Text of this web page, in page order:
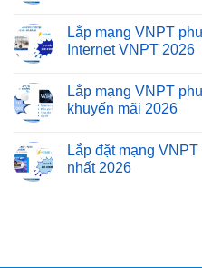
Lắp mạng VNPT
Internet VNPT 2026
Lắp mạng VNPT
khuyến mãi 2026
Lắp đặt mạng
nhất 2026